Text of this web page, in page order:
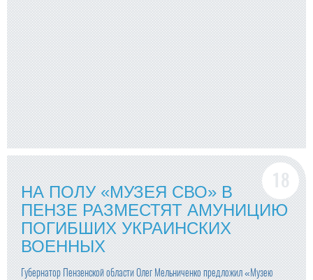
НА ПОЛУ «МУЗЕЯ СВО» В
ПЕНЗЕ РАЗМЕСТЯТ АМУНИЦИЮ
ПОГИБШИХ УКРАИНСКИХ
ВОЕННЫХ
Губернатор Пензенской области Олег Мельниченко предложил «Музею